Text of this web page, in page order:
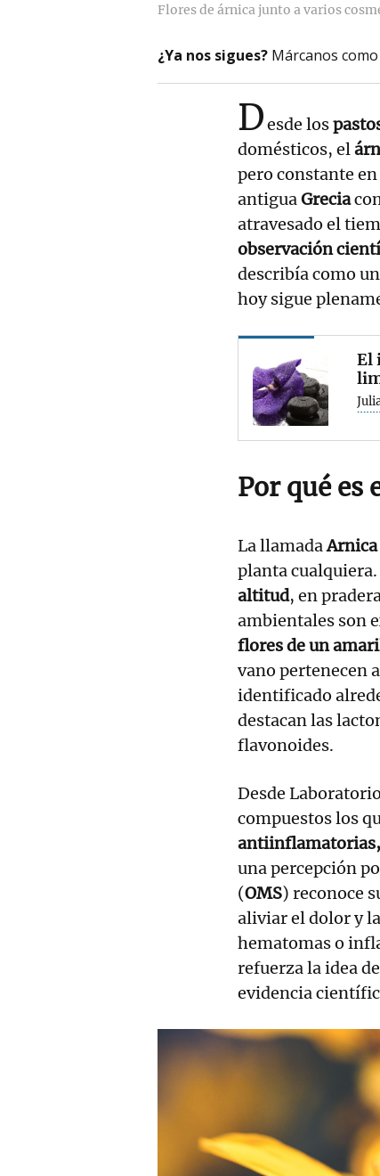
Flores de árnica junto a varios
¿Ya nos sigues? Márcanos
Desde los
domésticos, el
pero constante
antiguaGrecia
atravesado el
observación
describía como
hoy sigue
El
Por qué es
La llamada
planta
altitud, en
ambientales son
flores de un
vano pertenecen
identificado
destacan las
flavonoides.
Desde
compuestos los
antiinflamatorias,
una percepción
(OMS) reconoce
aliviar el dolor y
hematomas o
refuerza la idea
evidencia